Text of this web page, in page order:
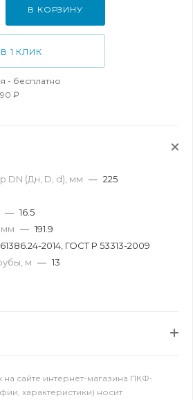
В КОРЗИНУ
1 КЛИК
- бесплатно
₽
DN (Дн, D, d), мм — 225
— 16.5
мм — 191.9
2014, ГОСТ Р 53313-2009
м — 13
сайте интернет-магазина ПКФ-
характеристики) носит